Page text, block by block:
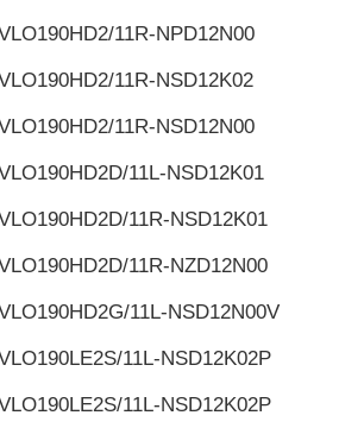
11R-NPD12N00
11R-NSD12K02
11R-NSD12N00
11L-NSD12K01
11R-NSD12K01
11R-NZD12N00
11L-NSD12N00V
11L-NSD12K02P
11L-NSD12K02P